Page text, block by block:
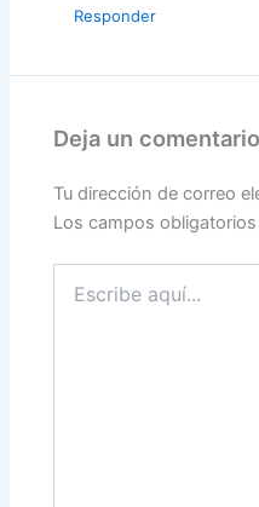
Responder
Deja un comentario
Tu dirección de correo
Los campos
aquí...